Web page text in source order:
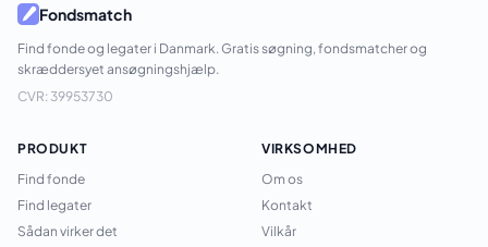
Fondsmatch
Find fonde og legater i Danmark. Gratis søgning, fondsmatcher og
skræddersyet ansøgningshjælp.
CVR: 39953730
PRODUKT
Find fonde
Find legater
Sådan virker det
VIRKSOMHED
Om os
Kontakt
Vilkår